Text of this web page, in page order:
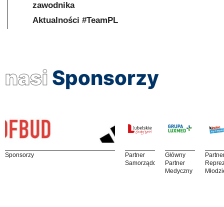
zawodnika
Aktualności #TeamPL
nasi Sponsorzy
Sponsorzy
Partner
Samorządowy
Główny
Partner
Medyczny